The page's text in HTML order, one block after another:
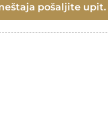
pošaljite upit.